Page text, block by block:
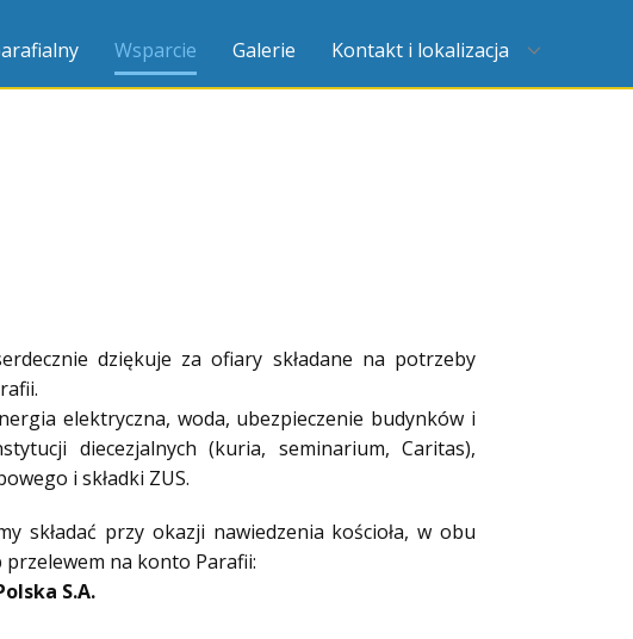
Wsparcie Galerie Kontakt i lokalizacja
dziękuje za ofiary składane na potrzeby
elektryczna, woda, ubezpieczenie budynków i
diecezjalnych (kuria, seminarium, Caritas),
i składki ZUS.
składać przy okazji nawiedzenia kościoła, w obu
na konto Parafii:
S.A.